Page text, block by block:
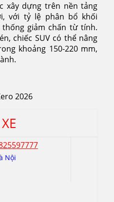
xây dựng trên nền tảng
với tỷ lệ phân bổ khối
giảm chấn từ tính.
chiếc SUV có thể nâng
khoảng 150-220 mm,
2026
Nội